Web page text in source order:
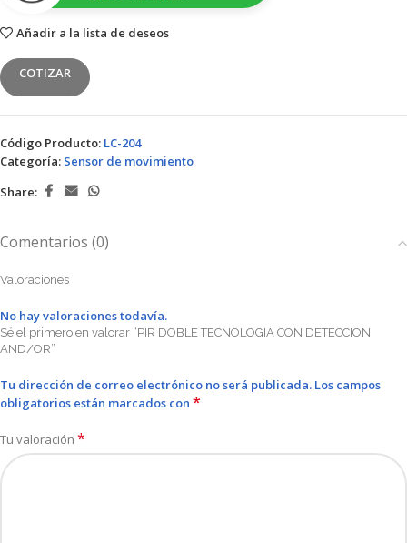
Añadir a la lista de deseos
COTIZAR
Código Producto: LC-204
Categoría: Sensor de movimiento
Share:
Comentarios (0)
Valoraciones
No hay valoraciones todavía.
Sé el primero en valorar “PIR DOBLE TECNOLOGIA CON DETECCION
AND/OR”
Tu dirección de correo electrónico no será publicada. Los campos
obligatorios están marcados con *
Tu valoración *